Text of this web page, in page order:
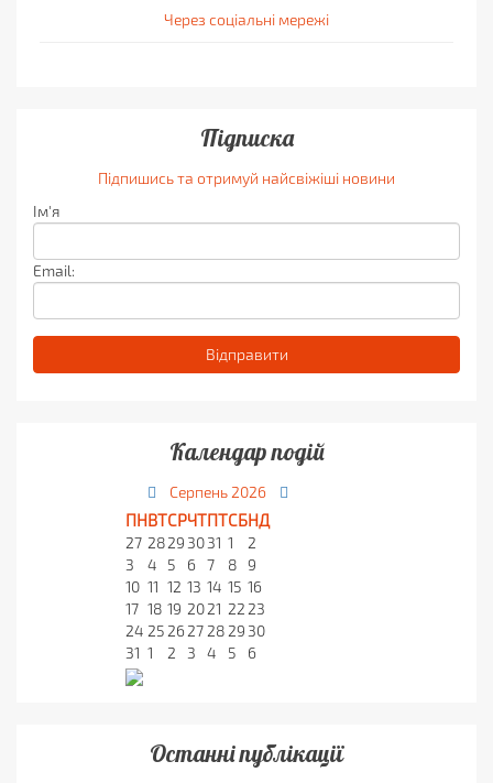
Через соціальні мережі
Підписка
Підпишись та отримуй найсвіжіші новини
Ім'я
Email:
Календар подій
Серпень2026
ПНВТСРЧТПТСБНД
27 28293031 1
2
3
4 5 6 7 8 9
10 11 12 13 14 15 16
17 18 19 2021 2223
24 252627282930
31 1 2 3 4 5 6
Останні публікації